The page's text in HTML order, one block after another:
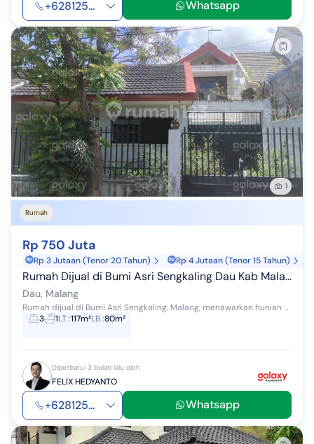
+628125... Whatsapp
1
Rumah
Rp 750 Juta
Rp 3 Jutaan (Tenor 20 Tahun) Rp 4 Jutaan (Tenor 15 Tahun)
Rumah Dijual di Bumi Asri Sengkaling Dau Kab Malang Gmk03952
Dau, Malang
Rumah dijual di Bumi Asri Sengkaling, Malang, menawarkan hunian nyaman dengan lokasi strategis. Properti ini cocok bagi keluarga yang mencari tempa...
3
1LT:117m²LB:80m²
Diperbarui 3 bulan lalu oleh
FELIX HEDYANTO
+628125... Whatsapp